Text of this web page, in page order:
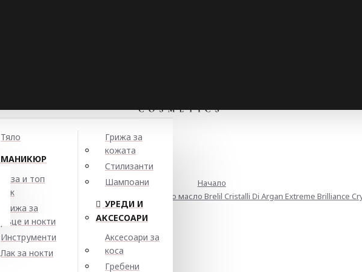
Тяло
МАНИКЮР
База и топ
лак
Грижа за
ръце и нокти
Инструменти
Лак за нокти
Грижа за
кожата
Стилизанти
Шампоани
УРЕДИ И
АКСЕСОАРИ
Аксесоари за
коса
Гребени
Начало
Течни кристали за блясък с арганово масло Brelil Cristalli Di Argan Extreme Brilliance